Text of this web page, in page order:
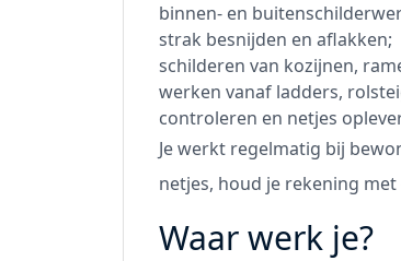
binnen- en
strak besnijden en aflakken;
schilderen van kozijnen,
werken vanaf ladders,
controleren en netjes
Je werkt regelmatig bij
netjes, houd je rekening
Waar werk je?